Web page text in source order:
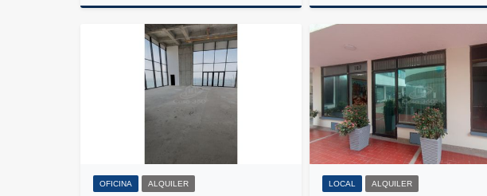
$1.900.000 $1.100.000
OFICINA ALQUILER LOCAL ALQUILER